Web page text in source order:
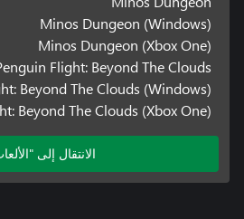
Minos Dungeon (Windows)
Minos Dungeon (Xbox One)
Flight: Beyond The Clouds
Beyond The Clouds (Windows)
Beyond The Clouds (Xbox One)
الانتقال إلى